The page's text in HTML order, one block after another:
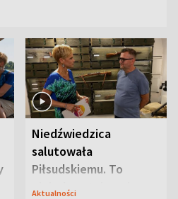
Niedźwiedzica
salutowała
Piłsudskiemu. To
niejedyna tajemnica
Aktualności